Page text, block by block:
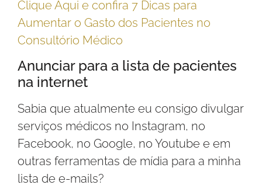
Clique Aqui e confira 7 Dicas para
Aumentar o Gasto dos Pacientes no
Consultório Médico
Anunciar para a lista de pacientes
na internet
Sabia que atualmente eu consigo divulgar
serviços médicos no Instagram, no
Facebook, no Google, no Youtube e em
outras ferramentas de mídia para a minha
lista de e-mails?